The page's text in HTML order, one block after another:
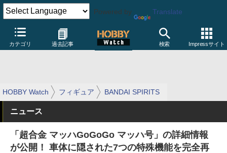
Powered by Translate
カテゴリ 過去記事 検索 Impressサイト
HOBBY Watch フィギュア BANDAI SPIRITS
ニュース
「超合金 マッハGoGoGo マッハ号」の詳細情報
が公開！ 車体に隠された7つの特殊機能を完全再